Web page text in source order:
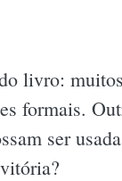
livro:
formais.
ser